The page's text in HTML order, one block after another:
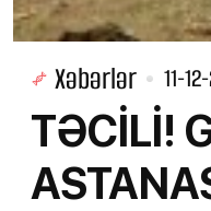
Xəbərlər 11-
TƏCİLİ!